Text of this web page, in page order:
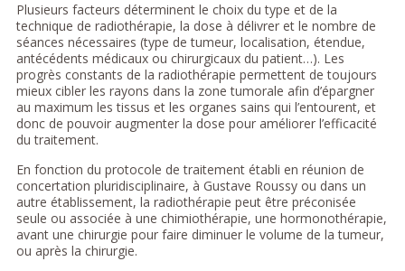
Plusieurs facteurs déterminent le choix du type et de la
technique de radiothérapie, la dose à délivrer et le nombre de
séances nécessaires (type de tumeur, localisation, étendue,
antécédents médicaux ou chirurgicaux du patient…). Les
progrès constants de la radiothérapie permettent de toujours
mieux cibler les rayons dans la zone tumorale afin d’épargner
au maximum les tissus et les organes sains qui l’entourent, et
donc de pouvoir augmenter la dose pour améliorer l’efficacité
du traitement.
En fonction du protocole de traitement établi en réunion de
concertation pluridisciplinaire, à Gustave Roussy ou dans un
autre établissement, la radiothérapie peut être préconisée
seule ou associée à une chimiothérapie, une hormonothérapie,
avant une chirurgie pour faire diminuer le volume de la tumeur,
ou après la chirurgie.